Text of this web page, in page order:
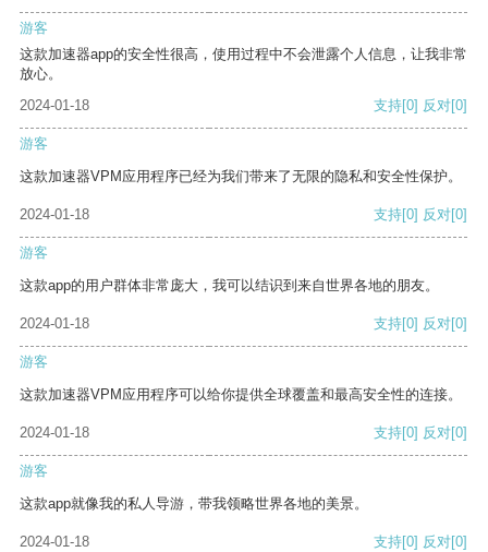
游客
这款加速器app的安全性很高，使用过程中不会泄露个人信息，让我非常
放心。
2024-01-18
支持[0] 反对[0]
游客
这款加速器VPM应用程序已经为我们带来了无限的隐私和安全性保护。
2024-01-18 支持[0] 反对[0]
游客
这款app的用户群体非常庞大，我可以结识到来自世界各地的朋友。
2024-01-18 支持[0] 反对[0]
游客
这款加速器VPM应用程序可以给你提供全球覆盖和最高安全性的连接。
2024-01-18 支持[0] 反对[0]
游客
这款app就像我的私人导游，带我领略世界各地的美景。
2024-01-18 支持[0] 反对[0]